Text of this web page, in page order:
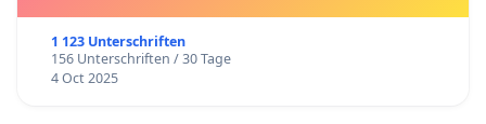
1 123 Unterschriften
156 Unterschriften / 30 Tage
4 Oct 2025